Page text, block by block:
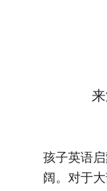
孩子英语
阔。对于